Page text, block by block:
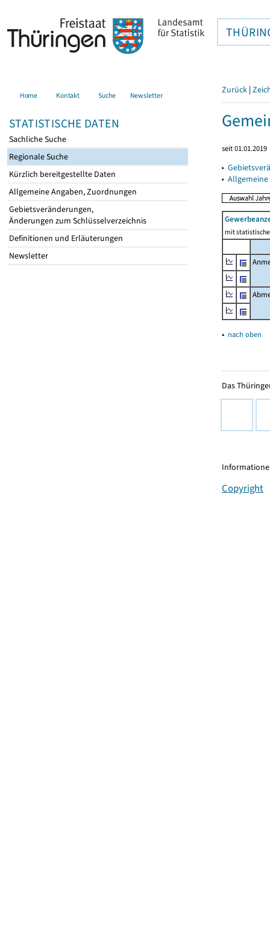
Home Kontakt Suche Newsletter
STATISTISCHE DATEN
Sachliche Suche
Regionale Suche
Kürzlich bereitgestellte Daten
Allgemeine Angaben, Zuordnungen
Gebietsveränderungen,
Änderungen zum Schlüsselverzeichnis
Definitionen und Erläuterungen
Newsletter
Zurück |
seit 01.01.2019
▸
▸
mit
▴ nach oben
Das
Copyright